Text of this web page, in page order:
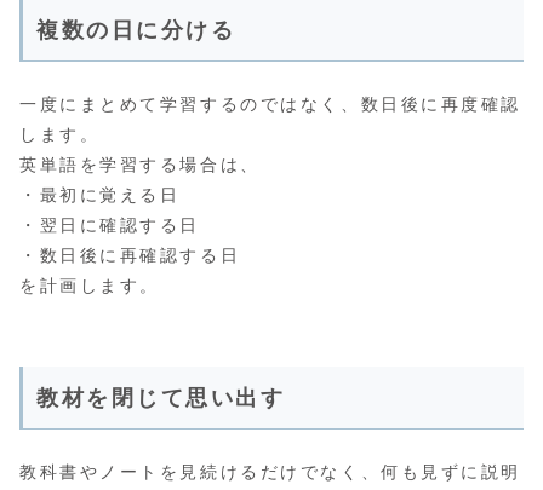
複数の日に分ける
一度にまとめて学習するのではなく、数日後に再度確認
します。
英単語を学習する場合は、
・最初に覚える日
・翌日に確認する日
・数日後に再確認する日
を計画します。
教材を閉じて思い出す
教科書やノートを見続けるだけでなく、何も見ずに説明